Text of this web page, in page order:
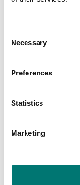
Selection
Necessary
Preferences
Statistics
Marketing